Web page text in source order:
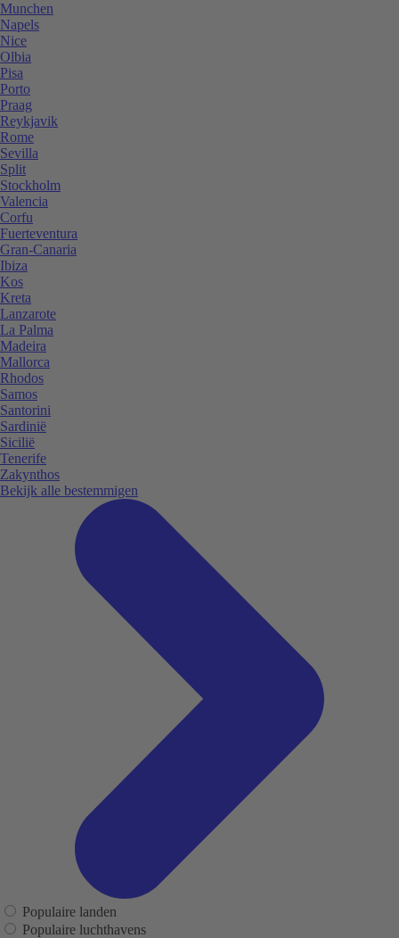
Munchen
Napels
Nice
Olbia
Pisa
Porto
Praag
Reykjavik
Rome
Sevilla
Split
Stockholm
Valencia
Corfu
Fuerteventura
Gran-Canaria
Ibiza
Kos
Kreta
Lanzarote
La Palma
Madeira
Mallorca
Rhodos
Samos
Santorini
Sardinië
Sicilië
Tenerife
Zakynthos
Bekijk alle bestemmigen
Populaire landen
Populaire luchthavens